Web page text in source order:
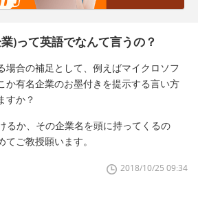
)って英語でなんて言うの？
場合の補足として、例えばマイクロソフ
か有名企業のお墨付きを提示する言い方
すか？
るか、その企業名を頭に持ってくるの
ご教授願います。
2018/10/25 09:34